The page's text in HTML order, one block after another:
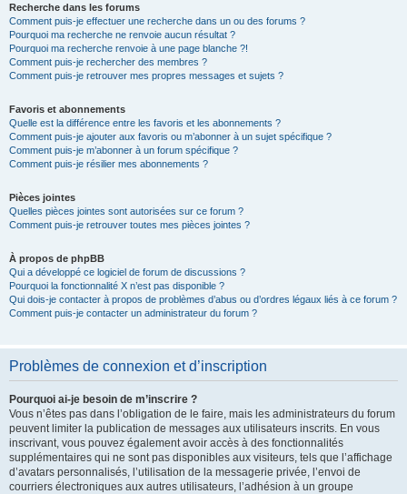
Recherche dans les forums
Comment puis-je effectuer une recherche dans un ou des forums ?
Pourquoi ma recherche ne renvoie aucun résultat ?
Pourquoi ma recherche renvoie à une page blanche ?!
Comment puis-je rechercher des membres ?
Comment puis-je retrouver mes propres messages et sujets ?
Favoris et abonnements
Quelle est la différence entre les favoris et les abonnements ?
Comment puis-je ajouter aux favoris ou m’abonner à un sujet spécifique ?
Comment puis-je m’abonner à un forum spécifique ?
Comment puis-je résilier mes abonnements ?
Pièces jointes
Quelles pièces jointes sont autorisées sur ce forum ?
Comment puis-je retrouver toutes mes pièces jointes ?
À propos de phpBB
Qui a développé ce logiciel de forum de discussions ?
Pourquoi la fonctionnalité X n’est pas disponible ?
Qui dois-je contacter à propos de problèmes d’abus ou d’ordres légaux liés à ce forum ?
Comment puis-je contacter un administrateur du forum ?
Problèmes de connexion et d’inscription
Pourquoi ai-je besoin de m’inscrire ?
Vous n’êtes pas dans l’obligation de le faire, mais les administrateurs du forum
peuvent limiter la publication de messages aux utilisateurs inscrits. En vous
inscrivant, vous pouvez également avoir accès à des fonctionnalités
supplémentaires qui ne sont pas disponibles aux visiteurs, tels que l’affichage
d’avatars personnalisés, l’utilisation de la messagerie privée, l’envoi de
courriers électroniques aux autres utilisateurs, l’adhésion à un groupe